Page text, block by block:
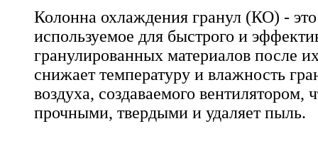
Колонна охлаждения гранул (КО) -
используемое для быстрого и
гранулированных материалов после
снижает температуру и влажность
воздуха, создаваемого вентилятором,
прочными, твердыми и удаляет пыль.